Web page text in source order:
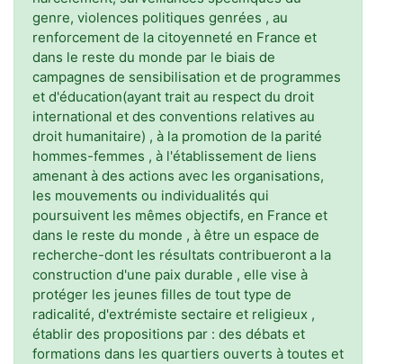
genre, violences politiques genrées , au
renforcement de la citoyenneté en France et
dans le reste du monde par le biais de
campagnes de sensibilisation et de programmes
et d'éducation(ayant trait au respect du droit
international et des conventions relatives au
droit humanitaire) , à la promotion de la parité
hommes-femmes , à l'établissement de liens
amenant à des actions avec les organisations,
les mouvements ou individualités qui
poursuivent les mêmes objectifs, en France et
dans le reste du monde , à être un espace de
recherche-dont les résultats contribueront a la
construction d'une paix durable , elle vise à
protéger les jeunes filles de tout type de
radicalité, d'extrémiste sectaire et religieux ,
établir des propositions par : des débats et
formations dans les quartiers ouverts à toutes et